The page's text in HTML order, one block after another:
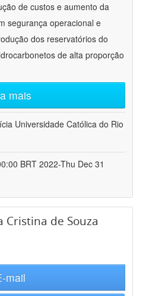
de custos e aumento da
segurança operacional e
dos reservatórios do
de alta proporção
mais
Universidade Católica do Rio
BRT 2022-Thu Dec 31
Cristina de Souza
mail